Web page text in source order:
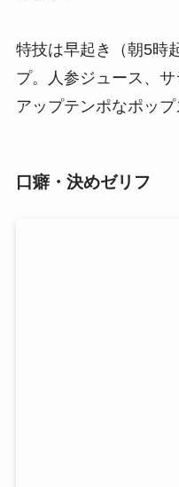
特技は早起き（朝5時
プ。人参ジュース、サ
アップテンポなポップ
口癖・決めゼリフ